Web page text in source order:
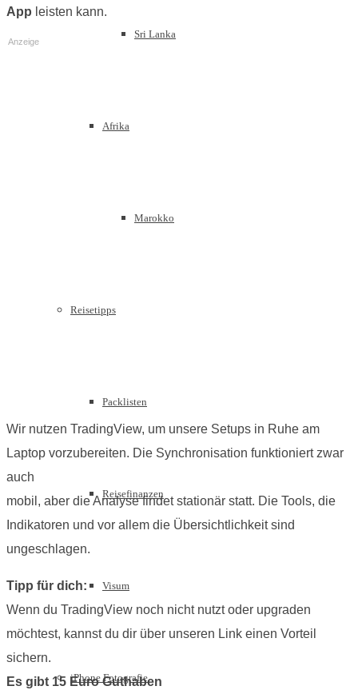
Sri Lanka
Afrika
Marokko
Reisetipps
Packlisten
Reisefinanzen
Visum
iPhone Fotografie
App leisten kann.
Anzeige
Wir nutzen TradingView, um unsere Setups in Ruhe am
Laptop vorzubereiten. Die Synchronisation funktioniert zwar
auch
mobil, aber die Analyse findet stationär statt. Die Tools, die
Indikatoren und vor allem die Übersichtlichkeit sind
ungeschlagen.
Tipp für dich:
Wenn du TradingView noch nicht nutzt oder upgraden
möchtest, kannst du dir über unseren Link einen Vorteil
sichern.
Es gibt 15 Euro Guthaben